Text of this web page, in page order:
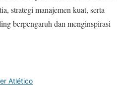
strategi manajemen kuat, serta
berpengaruh dan menginspirasi
Atlético